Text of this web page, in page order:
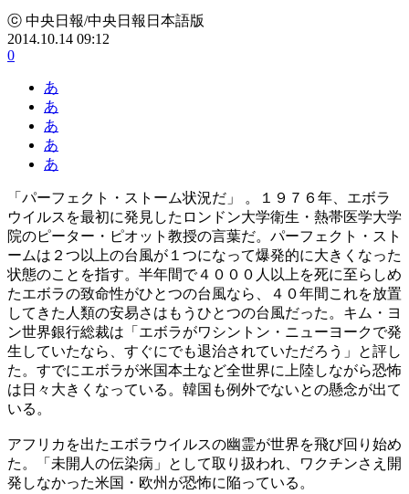
ⓒ 中央日報/中央日報日本語版
2014.10.14 09:12
0
あ
あ
あ
あ
あ
「パーフェクト・ストーム状況だ」 。１９７６年、エボラ
ウイルスを最初に発見したロンドン大学衛生・熱帯医学大学
院のピーター・ピオット教授の言葉だ。パーフェクト・スト
ームは２つ以上の台風が１つになって爆発的に大きくなった
状態のことを指す。半年間で４０００人以上を死に至らしめ
たエボラの致命性がひとつの台風なら、４０年間これを放置
してきた人類の安易さはもうひとつの台風だった。キム・ヨ
ン世界銀行総裁は「エボラがワシントン・ニューヨークで発
生していたなら、すぐにでも退治されていただろう」と評し
た。すでにエボラが米国本土など全世界に上陸しながら恐怖
は日々大きくなっている。韓国も例外でないとの懸念が出て
いる。
アフリカを出たエボラウイルスの幽霊が世界を飛び回り始め
た。「未開人の伝染病」として取り扱われ、ワクチンさえ開
発しなかった米国・欧州が恐怖に陥っている。